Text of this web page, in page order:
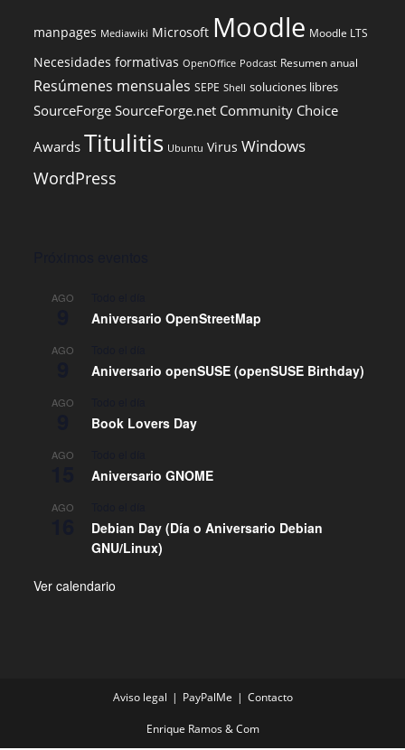
manpages Mediawiki Microsoft Moodle Moodle LTS
Necesidades formativas OpenOffice Podcast Resumen anual
Resúmenes mensuales SEPE Shell soluciones libres
SourceForge SourceForge.net Community Choice
Awards Titulitis Ubuntu Virus Windows
WordPress
AGO
Aniversario OpenStreetMap
AGO
Aniversario openSUSE (openSUSE Birthday)
AGO
Book Lovers Day
AGO
Aniversario GNOME
AGO
Debian Day (Día o Aniversario Debian
GNU/Linux)
Ver calendario
Aviso legal PayPalMe Contacto
Enrique Ramos & Com